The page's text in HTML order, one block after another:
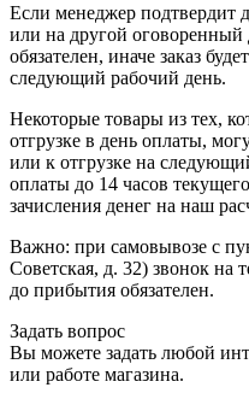
Если менеджер подтвердит
или на другой оговоренный
обязателен, иначе заказ
следующий рабочий день.
Некоторые товары из тех,
отгрузке в день оплаты,
или к отгрузке на
оплаты до 14 часов
зачисления денег на наш
Важно: при самовывозе с
Советская, д. 32) звонок на
до прибытия обязателен.
Задать вопрос
Вы можете задать любой
или работе магазина.